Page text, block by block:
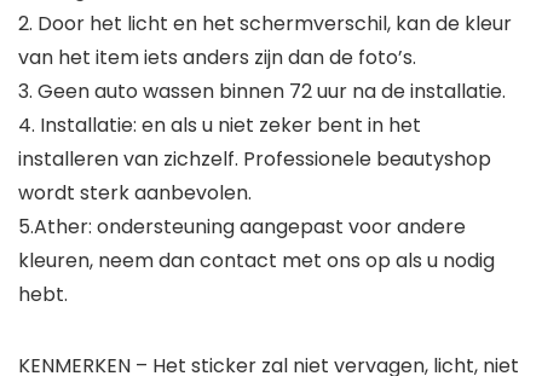
2. Door het licht en het schermverschil, kan de kleur
van het item iets anders zijn dan de foto’s.
3. Geen auto wassen binnen 72 uur na de installatie.
4. Installatie: en als u niet zeker bent in het
installeren van zichzelf. Professionele beautyshop
wordt sterk aanbevolen.
5.Ather: ondersteuning aangepast voor andere
kleuren, neem dan contact met ons op als u nodig
hebt.
KENMERKEN – Het sticker zal niet vervagen, licht, niet